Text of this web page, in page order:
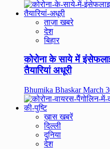
ताज़ा खबरे
देश
बिहार
कोरोना के साये में
तैयारियां अधूरी
Bhumika BhaskarMarch
ख़ास खबरें
दिल्ली
दुनिया
देश